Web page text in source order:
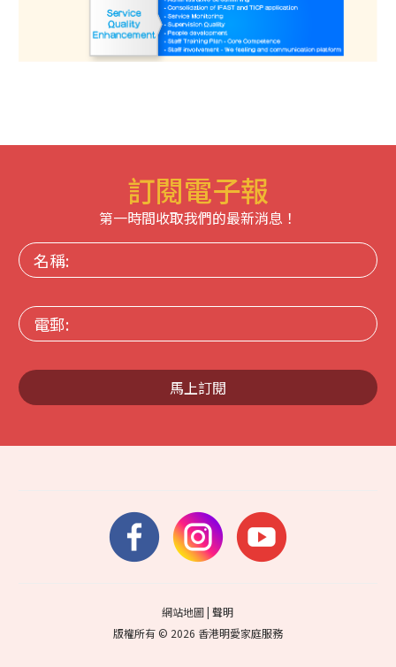
訂閱電子報
第一時間收取我們的最新消息！
名
稱:
電
郵:
馬上訂閱
網站地圖|聲明
版權所有 © 2026 香港明愛家庭服務